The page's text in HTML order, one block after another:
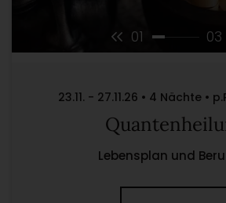
01 03
23.11. - 27.11.26 • 4 Nächte •
Lebensplan und